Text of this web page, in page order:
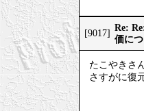
[9017]
Re:
価に
たこやきさ
さすがに復